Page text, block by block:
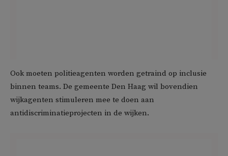
Ook moeten politieagenten worden getraind op inclusie
binnen teams. De gemeente Den Haag wil bovendien
wijkagenten stimuleren mee te doen aan
antidiscriminatieprojecten in de wijken.